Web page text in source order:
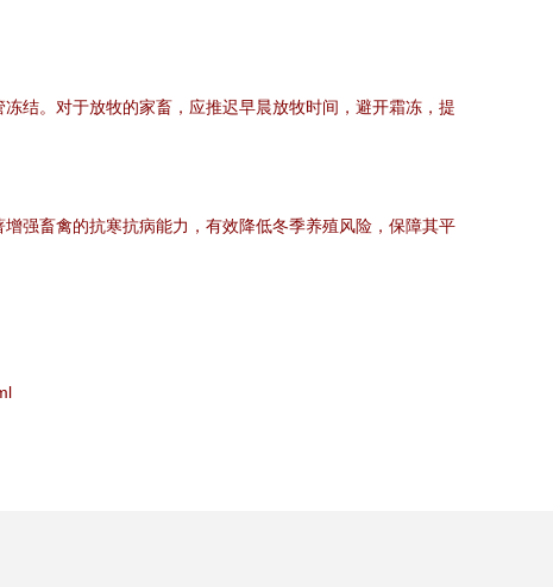
结。对于放牧的家畜，应推迟早晨放牧时间，避开霜冻，提
强畜禽的抗寒抗病能力，有效降低冬季养殖风险，保障其平